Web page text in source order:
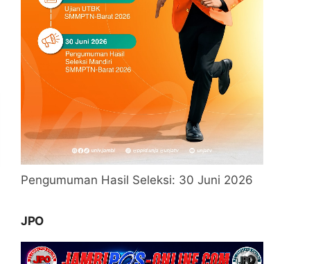
Pengumuman Hasil Seleksi: 30 Juni 2026
JPO